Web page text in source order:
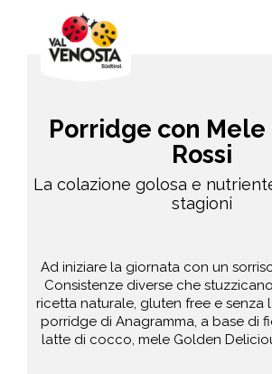
Porridge con Mele
Rossi
La colazione golosa e
stagioni
Ad iniziare la giornata con un
Consistenze diverse che
ricetta naturale, gluten free e senza
porridge di Anagramma, a base di
latte di cocco, mele Golden